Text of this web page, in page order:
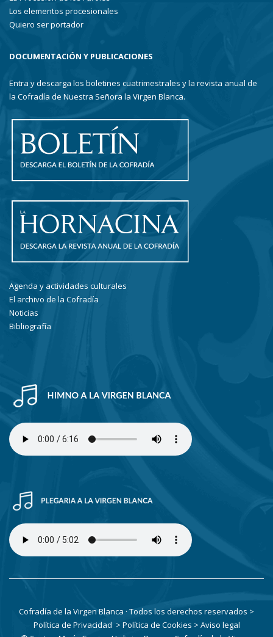
Los elementos procesionales
Quiero ser portador
DOCUMENTACIÓN Y PUBLICACIONES
Entra y descarga los boletines cuatrimestrales y la revista anual de
la Cofradía de Nuestra Señora la Virgen Blanca.
Agenda y actividades culturales
El archivo de la Cofradía
Noticias
Bibliografía
Cofradía de la Virgen Blanca · Todos los derechos reservados >
Política de Privacidad > Política de Cookies > Aviso legal